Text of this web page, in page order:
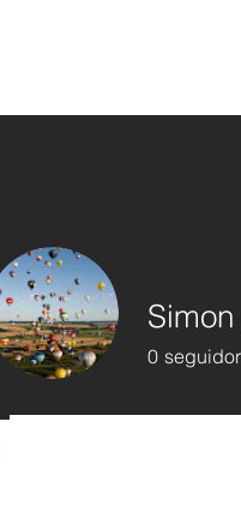
0 seguidor